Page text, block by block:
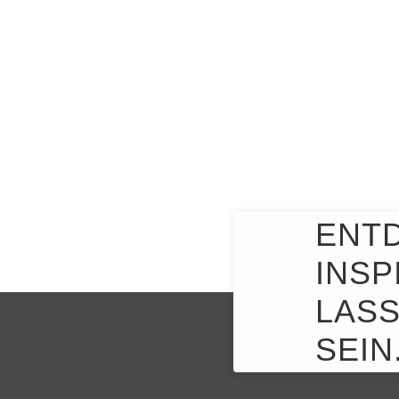
SEIN.